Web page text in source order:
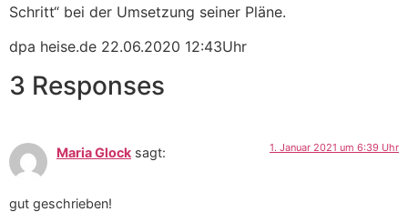
Schritt“ bei der Umsetzung seiner Pläne.
dpa heise.de 22.06.2020 12:43Uhr
3 Responses
Maria Glock sagt: 1. Januar 2021 um 6:39 Uhr
gut geschrieben!